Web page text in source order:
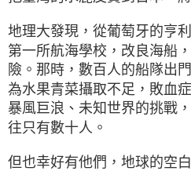
地理大發現，從葡萄牙的亨
第一所航海學校，改良海船
險。那時，數百人的船隊出
為水果青菜攝取不足，敗血
暴風巨浪、未知世界的挑戰
往只有數十人。
但也幸好有他們，地球的空